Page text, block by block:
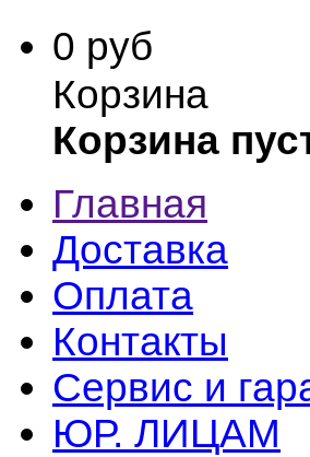
0 руб
Корзина
Корзина
Главная
Доставка
Оплата
Контакты
Сервис и
ЮР. ЛИЦАМ